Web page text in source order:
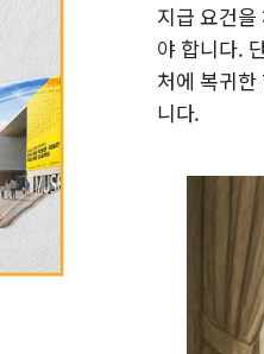
지급 요건
야 합니다.
처에 복귀
니다.